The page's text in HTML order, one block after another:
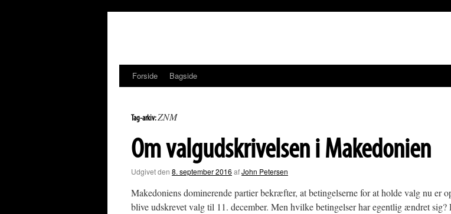
Forside Bagside
Tag-arkiv:ZNM
Om valgudskrivelsen i Makedonien
Udgivet den 8. september 2016 afJohn Petersen
Makedoniens dominerende partier bekræfter, at betingelserne for at holde valg nu er
blive udskrevet valg til 11. december. Men hvilke betingelser har egentlig ændret